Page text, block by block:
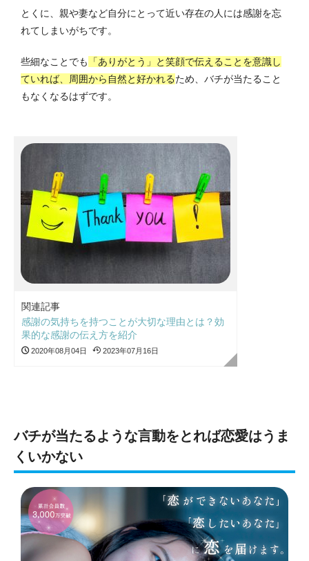
とくに、親や妻など自分にとって近い存在の人には感謝を忘
れてしまいがちです。
些細なことでも
「ありがとう」と笑顔で伝えることを意識し
ていれば、周囲から自然と好かれるため、バチが当たること
もなくなるはずです。
関連記事
感謝の気持ちを持つことが大切な理由とは？効
果的な感謝の伝え方を紹介
2020年08月04日 2023年07月16日
バチが当たるような言動をとれば恋愛はうま
くいかない